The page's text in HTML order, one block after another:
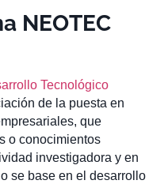
NEOTEC
Tecnológico
de la puesta en
que
o conocimientos
investigadora y en
se base en el desarrollo